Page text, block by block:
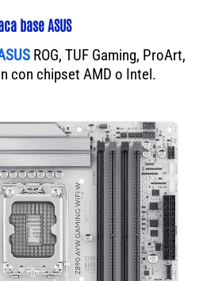
base ASUS
ROG, TUF Gaming, ProArt,
con chipset AMD o Intel.